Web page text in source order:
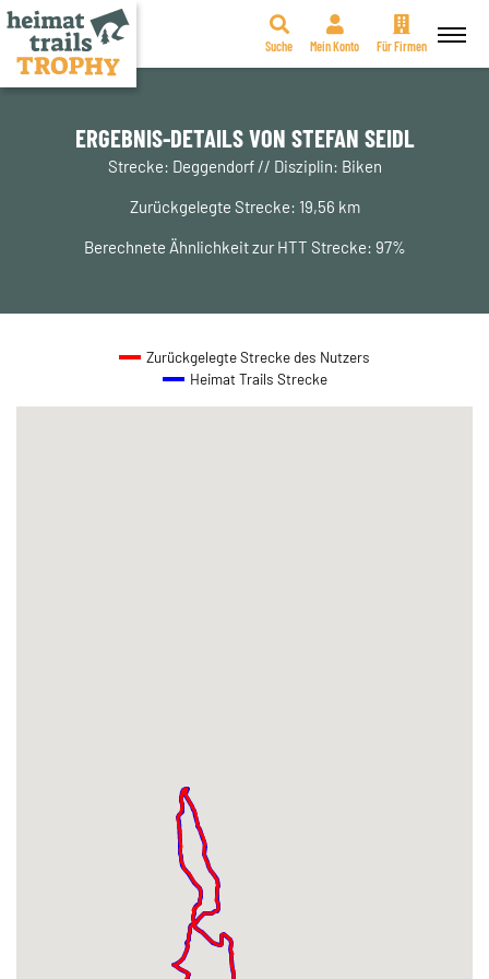
Zum
Suche Mein Konto Für Firmen
ERGEBNIS-DETAILS VON STEFAN SEIDL
Strecke: Deggendorf // Disziplin: Biken
Zurückgelegte Strecke: 19,56 km
Berechnete Ähnlichkeit zur HTT Strecke: 97%
Zurückgelegte Strecke des Nutzers
Heimat Trails Strecke